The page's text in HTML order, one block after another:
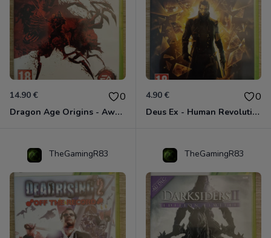
14.90 € 0
Dragon Age Origins - Awakening Xbox 360
4.90 € 0
Deus Ex - Human Revolution Xbox 360
TheGamingR83 TheGamingR83